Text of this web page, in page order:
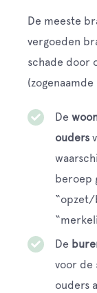
De meeste
vergoeden
schade door
De
ouders
beroep
“opzet/
De
voor de
ouders